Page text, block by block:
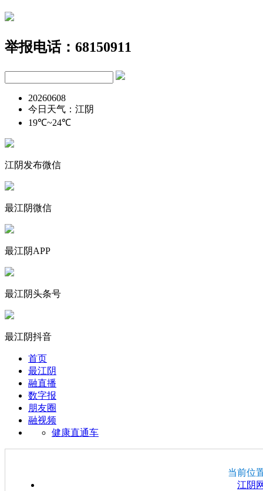
举报电话：68150911
20260608
今日天气：江阴
19℃~24℃
江阴发布微信
最江阴微信
最江阴APP
最江阴头条号
最江阴抖音
首页
最江阴
融直播
数字报
朋友圈
融视频
健康直通车
当前位
江阴